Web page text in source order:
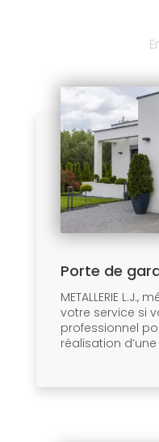
Porte de
METALLERIE
votre service si
professionnel
réalisation